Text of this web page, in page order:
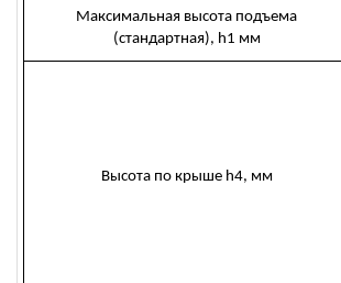
Максимальная высота подъема
(стандартная), h1 мм
Высота по крыше h4, мм